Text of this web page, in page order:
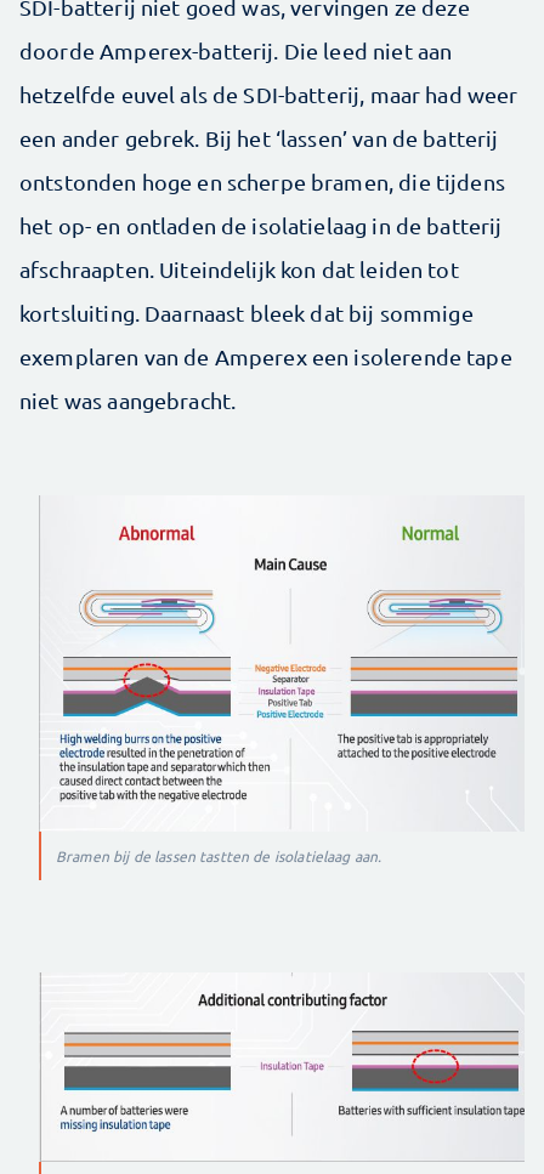
SDI-batterij niet goed was, vervingen ze deze
doorde Amperex-batterij. Die leed niet aan
hetzelfde euvel als de SDI-batterij, maar had weer
een ander gebrek. Bij het ‘lassen’ van de batterij
ontstonden hoge en scherpe bramen, die tijdens
het op- en ontladen de isolatielaag in de batterij
afschraapten. Uiteindelijk kon dat leiden tot
kortsluiting. Daarnaast bleek dat bij sommige
exemplaren van de Amperex een isolerende tape
niet was aangebracht.
Bramen bij de lassen tastten de isolatielaag aan.